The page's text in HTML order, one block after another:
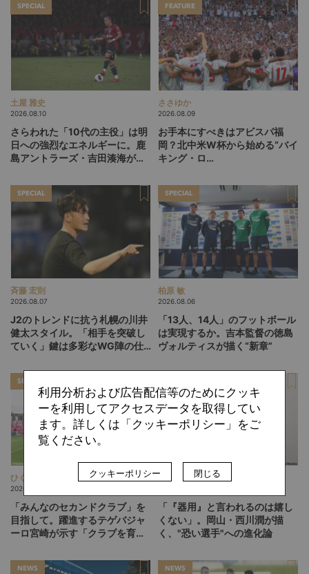
SPECIAL
土屋 雅史
2026.08.10
さらわれた「10代の主役」は明
日への強烈なエネルギーに。鹿
島アントラーズ・吉田湊海が足
トステージ」
FEATURE
ささゆか
2026.08.09
お手本にすべきはアビスパ福
岡？北中米W杯から始める“バイ
キング・ロ
探す旅
SPECIAL
斉藤 宏則
2026.08.07
J2のトレンドに抗う札幌の川井
健太スタイル。「相手を突破し
ていく」鍵は多彩なWG陣の仕
SPECIAL
柏原 敏
2026.08.06
「13人、14人」のフットボール
は実現するか。吉本監督の徳島
ヴォルティスが描く“新章”
SPECIAL
ひぐらしひなつ
2026.08.05
「みんなのセカンドクラブ」を
目指して。躍進するテゲバジャ
ーロ宮崎が示す「クラブを育て
「『器用』と言われるのは嬉し
くない」。岡山・西川潤が描
く、"恐い選手"への進化論
NEWS NEWS
利用分析および広告配信等のためにクッキ
ーを利用してアクセスデータを取得してい
ます。詳しくは「クッキーポリシー」をご
覧ください。
クッキーポリシー 閉じる